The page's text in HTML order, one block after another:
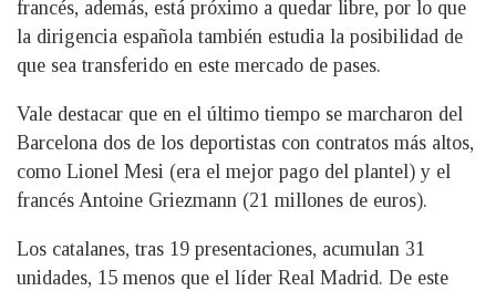
francés, además, está próximo a quedar libre, por lo que
la dirigencia española también estudia la posibilidad de
que sea transferido en este mercado de pases.
Vale destacar que en el último tiempo se marcharon del
Barcelona dos de los deportistas con contratos más altos,
como Lionel Mesi (era el mejor pago del plantel) y el
francés Antoine Griezmann (21 millones de euros).
Los catalanes, tras 19 presentaciones, acumulan 31
unidades, 15 menos que el líder Real Madrid. De este